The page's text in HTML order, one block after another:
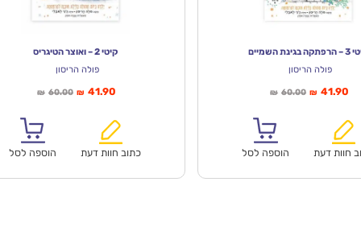
בגינת השמיים
פולה הריסון
₪ 60.00המחיר
₪60.00.
₪ 41.90
הוא:
חוות דעת
הוספה לסל
קיטי 2 – ואוצר הטיגריס
פולה הריסון
₪ 60.00המחיר
₪60.00.
₪ 41.90
הוא:
כתוב חוות דעת
הוספה לסל